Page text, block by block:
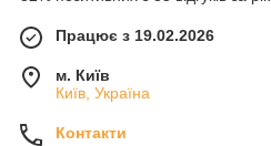
Працює з 19.02.2026
м. Київ
Київ, Україна
Контакти